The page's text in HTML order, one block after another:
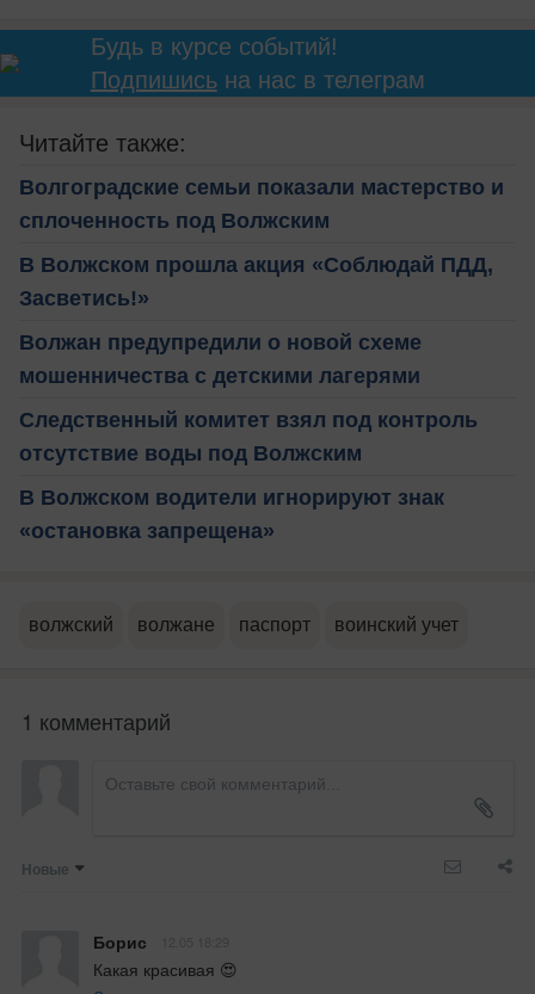
Будь в курсе событий!
Подпишисьна нас в телеграм
Читайте также:
Волгоградские семьи показали мастерство и
сплоченность под Волжским
В Волжском прошла акция «Соблюдай ПДД,
Засветись!»
Волжан предупредили о новой схеме
мошенничества с детскими лагерями
Следственный комитет взял под контроль
отсутствие воды под Волжским
В Волжском водители игнорируют знак
«остановка запрещена»
волжский волжане паспорт воинский учет
1 комментарий
Новые
Борис
Какая красивая 😍